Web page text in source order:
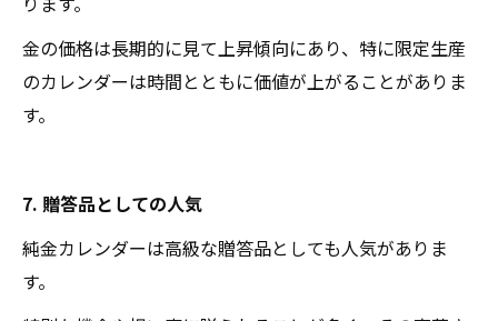
金の価格は長期的に見て上昇傾向にあり、特に限定生産
のカレンダーは時間とともに価値が上がることがありま
す。
7. 贈答品としての人気
純金カレンダーは高級な贈答品としても人気がありま
す。